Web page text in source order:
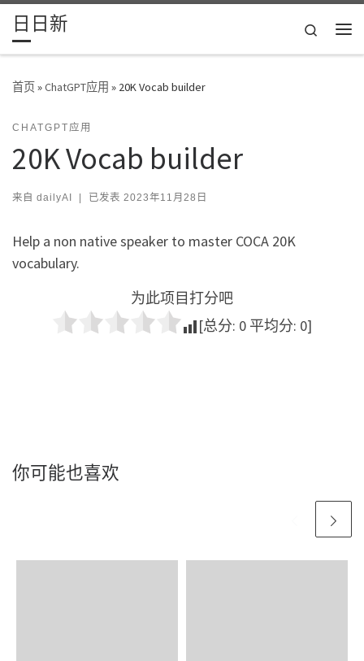
Skip to content
日日新
Search
首页»ChatGPT应用 » 20K Vocab builder
CHATGPT应用
20K Vocab builder
来自 dailyAI | 已发表 2023年11月28日
Help a non native speaker to master COCA 20K
vocabulary.
为此项目打分吧
[总分: 0 平均分: 0]
你可能也喜欢